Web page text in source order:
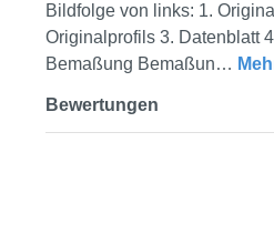
Bildfolge von links: 1.
Originalprofils 3. Datenblatt
Bemaßung Bemaßun…
Bewertungen